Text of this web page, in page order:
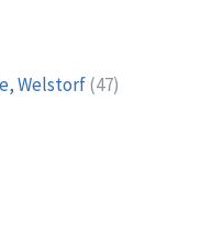
Welstorf(47)